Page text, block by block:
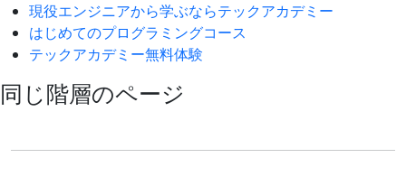
現役エンジニアから学ぶならテックアカデミー
はじめてのプログラミングコース
テックアカデミー無料体験
同じ階層のページ